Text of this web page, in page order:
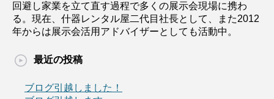
回避し家業を立て直す過程で多くの展示会現場に携わ
る。現在、什器レンタル屋二代目社長として、また2012
年からは展示会活用アドバイザーとしても活動中。
最近の投稿
ブログ引越しました！